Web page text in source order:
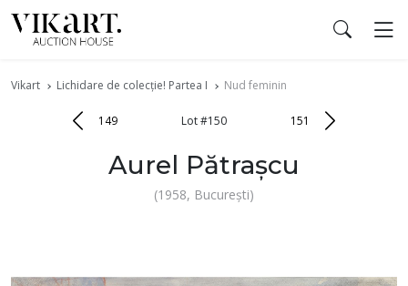
Vikart Lichidare de colecție! Partea I Nud feminin
149 Lot #150 151
Aurel Pătrașcu
(1958, București)